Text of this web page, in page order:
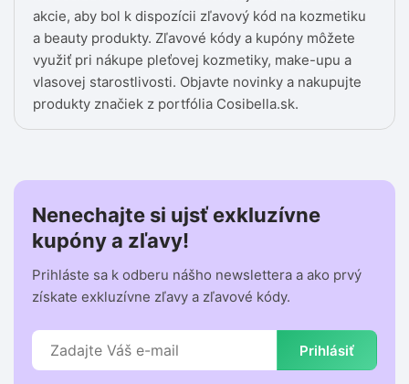
akcie, aby bol k dispozícii zľavový kód na kozmetiku
a beauty produkty. Zľavové kódy a kupóny môžete
využiť pri nákupe pleťovej kozmetiky, make-upu a
vlasovej starostlivosti. Objavte novinky a nakupujte
produkty značiek z portfólia Cosibella.sk.
Nenechajte si ujsť exkluzívne
kupóny a zľavy!
Prihláste sa k odberu nášho newslettera a ako prvý
získate exkluzívne zľavy a zľavové kódy.
Prihlásiť